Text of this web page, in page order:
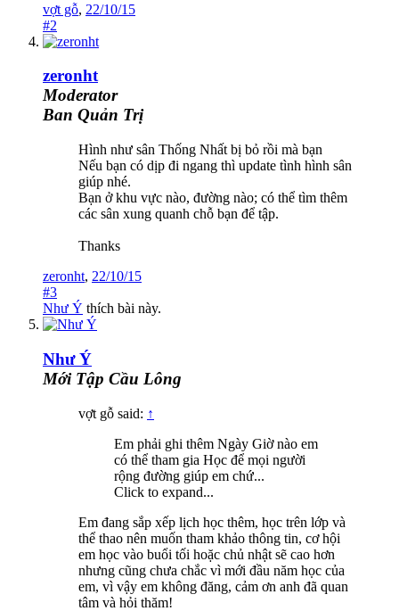
vợt gỗ, 22/10/15
#2
zeronht
Moderator
Ban Quản Trị
Hình như sân Thống Nhất bị bỏ rồi mà bạn
Nếu bạn có dịp đi ngang thì update tình hình sân
giúp nhé.
Bạn ở khu vực nào, đường nào; có thể tìm thêm
các sân xung quanh chỗ bạn để tập.
Thanks
zeronht, 22/10/15
#3
Như Ý thích bài này.
Như Ý
Mới Tập Cầu Lông
vợt gỗ said: ↑
Em phải ghi thêm Ngày Giờ nào em
có thể tham gia Học để mọi người
rộng đường giúp em chứ...
Click to expand...
Em đang sắp xếp lịch học thêm, học trên lớp và
thể thao nên muốn tham khảo thông tin, cơ hội
em học vào buổi tối hoặc chủ nhật sẽ cao hơn
nhưng cũng chưa chắc vì mới đầu năm học của
em, vì vậy em không đăng, cảm ơn anh đã quan
tâm và hỏi thăm!